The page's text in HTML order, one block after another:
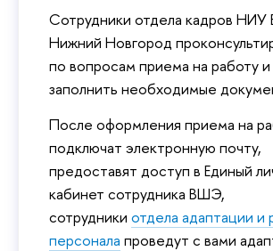
Сотрудники отдела кадров
Нижний Новгород
по вопросам приема на работу
заполнить необходимые
После оформления приема на
подключат электронную почту,
предоставят доступ в Единый
кабинет сотрудника ВШЭ,
сотрудники отдела адаптации и
персонала проведут с вами